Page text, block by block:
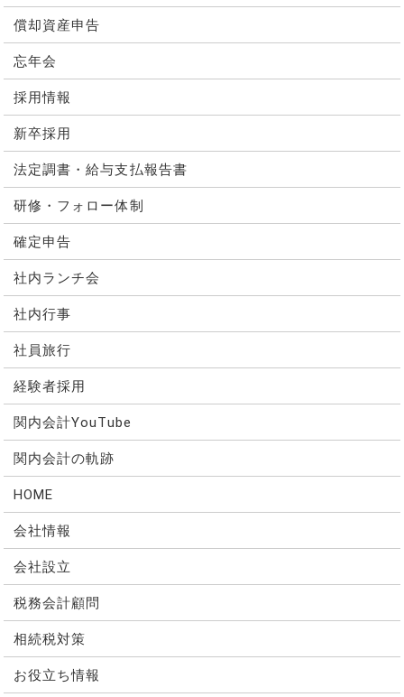
償却資産申告
忘年会
採用情報
新卒採用
法定調書・給与支払報告書
研修・フォロー体制
確定申告
社内ランチ会
社内行事
社員旅行
経験者採用
関内会計YouTube
関内会計の軌跡
HOME
会社情報
会社設立
税務会計顧問
相続税対策
お役立ち情報